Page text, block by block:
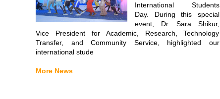
International Students
Day. During this special
event, Dr. Sara Shikur,
Vice President for Academic, Research, Technology
Transfer, and Community Service, highlighted our
international stude
More News